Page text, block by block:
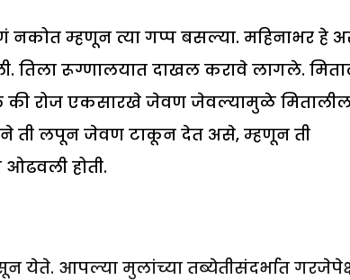
नकोत म्हणून त्या गप्प बसल्या. महिनाभर हे
तिला रूग्णालयात दाखल करावे लागले.
रोज एकसारखे जेवण जेवल्यामुळे
ती लपून जेवण टाकून देत असे, म्हणून ती
ओढवली होती.
आपल्या मुलांच्या तब्येतीसंदर्भात